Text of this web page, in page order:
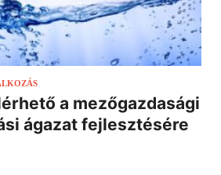
a mezőgazdasági
ágazat fejlesztésére